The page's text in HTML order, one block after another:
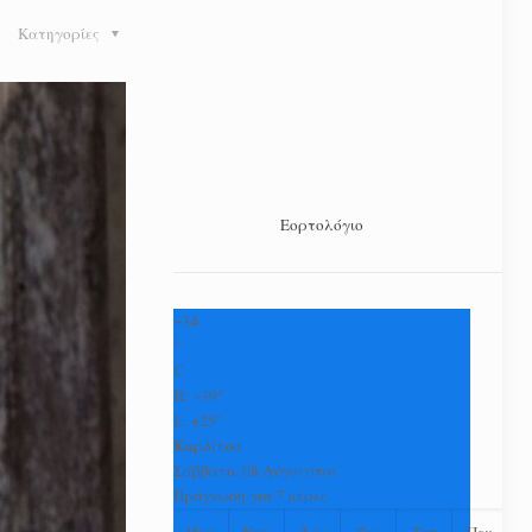
Κατηγορίες
Εορτολόγιο
+34
°
C
H:+39°
L:+25°
Καρδίτσα
Σάββατο, 08 Αύγουστος
Πρόγνωση για 7 μέρες